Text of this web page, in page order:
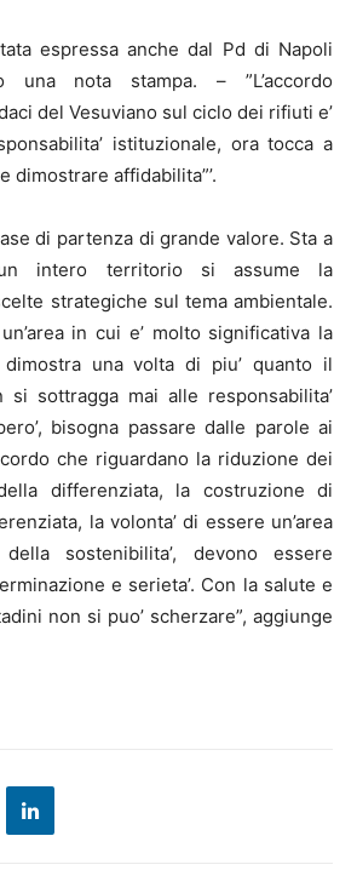
espressa anche dal Pd di Napoli
una nota stampa. – ”L’accordo
del Vesuviano sul ciclo dei rifiuti e’
istituzionale, ora tocca a
dimostrare affidabilita”’.
di partenza di grande valore. Sta a
intero territorio si assume la
strategiche sul tema ambientale.
in cui e’ molto significativa la
una volta di piu’ quanto il
sottragga mai alle responsabilita’
bisogna passare dalle parole ai
che riguardano la riduzione dei
differenziata, la costruzione di
la volonta’ di essere un’area
sostenibilita’, devono essere
e serieta’. Con la salute e
non si puo’ scherzare”, aggiunge